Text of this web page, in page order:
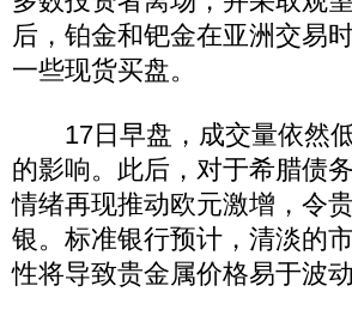
后，铂金和钯金在亚洲交易
一些现货买盘。
17日早盘，成交量依然低
的影响。此后，对于希腊债
情绪再现推动欧元激增，令
银。标准银行预计，清淡的
性将导致贵金属价格易于波动